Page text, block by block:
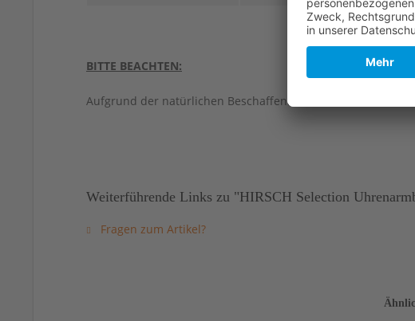
BITTE BEACHTEN:
Aufgrund der natürlichen Beschaffenheit von Leder und
Weiterführende Links zu "HIRSCH Selection
Fragen zum Artikel?